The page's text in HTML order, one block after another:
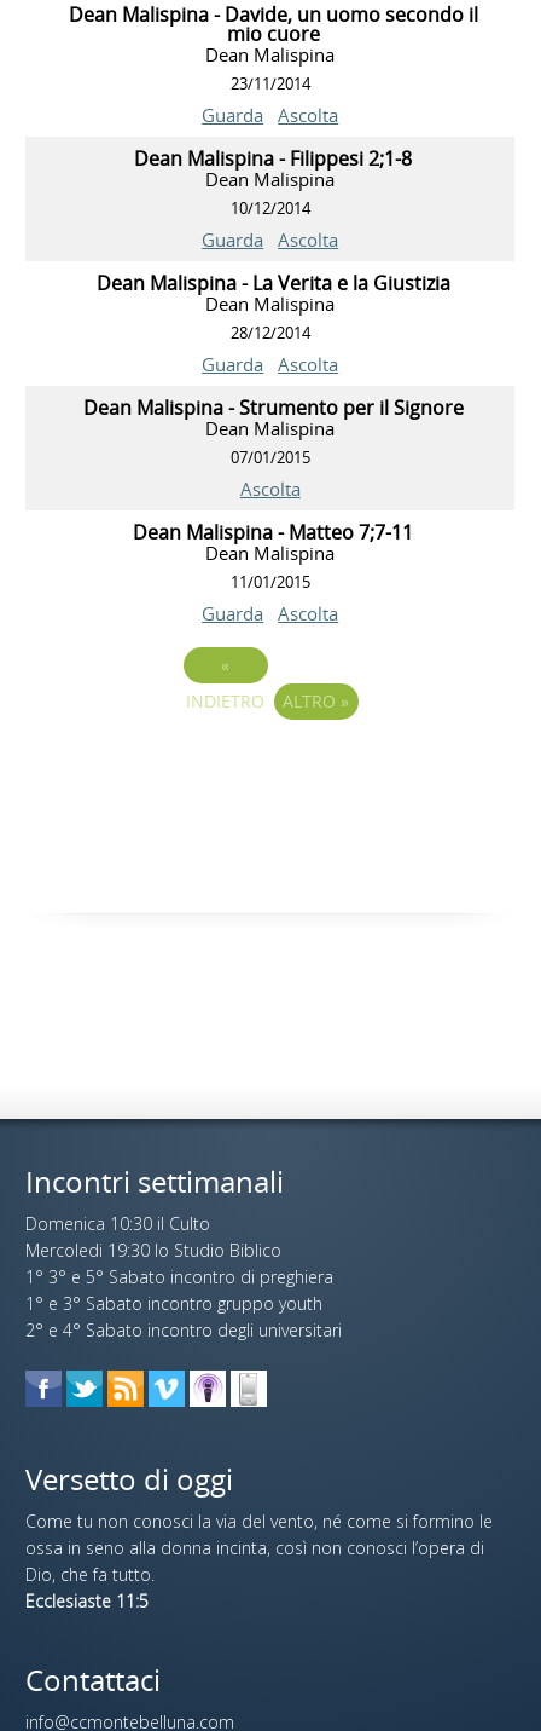
Dean Malispina - Davide, un uomo secondo il
mio cuore
Dean Malispina
23/11/2014
Guarda Ascolta
Dean Malispina - Filippesi 2;1-8
Dean Malispina
10/12/2014
Guarda Ascolta
Dean Malispina - La Verita e la Giustizia
Dean Malispina
28/12/2014
Guarda Ascolta
Dean Malispina - Strumento per il Signore
Dean Malispina
07/01/2015
Ascolta
Dean Malispina - Matteo 7;7-11
Dean Malispina
11/01/2015
Guarda Ascolta
«
INDIETRO
ALTRO »
Incontri settimanali
Domenica 10:30 il Culto
Mercoledi 19:30 lo Studio Biblico
1° 3° e 5° Sabato incontro di preghiera
1° e 3° Sabato incontro gruppo youth
2° e 4° Sabato incontro degli universitari
Versetto di oggi
Come tu non conosci la via del vento, né come si formino le
ossa in seno alla donna incinta, così non conosci l’opera di
Dio, che fa tutto.
Ecclesiaste 11:5
Contattaci
info@ccmontebelluna.com